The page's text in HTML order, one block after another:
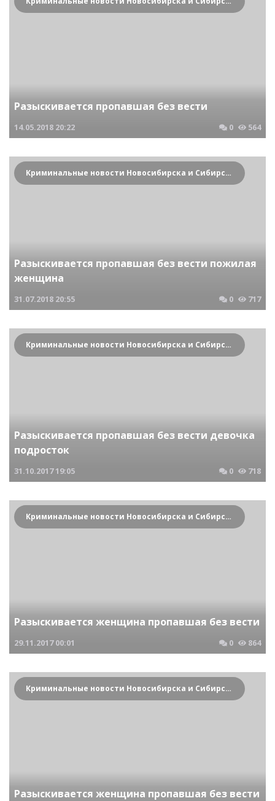
Разыскивается пропавшая без вести
14.05.2018 20:22 0 564
Криминальные новости Новосибирска и Сибирского региона
Разыскивается пропавшая без вести пожилая
женщина
31.07.2018 20:55 0 717
Криминальные новости Новосибирска и Сибирского региона
Разыскивается пропавшая без вести девочка
подросток
31.10.201719:05 0 718
Криминальные новости Новосибирска и Сибирского региона
Разыскивается женщина пропавшая без вести
29.11.2017 00:01 0 864
Криминальные новости Новосибирска и Сибирского региона
Разыскивается женщина пропавшая без вести